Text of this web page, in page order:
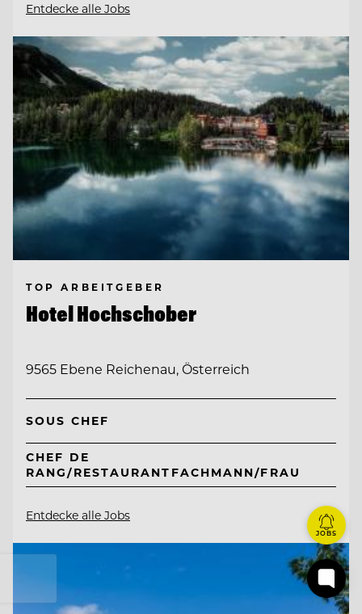
Entdecke alle Jobs
TOP ARBEITGEBER
Hotel Hochschober
9565 Ebene Reichenau, Österreich
SOUS CHEF
CHEF DE
RANG/RESTAURANTFACHMANN/FRAU
Entdecke alle Jobs
JOBS